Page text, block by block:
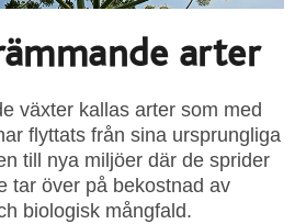
arter
växter kallas arter som med
flyttats från sina ursprungliga
till nya miljöer där de sprider
tar över på bekostnad av
biologisk mångfald.